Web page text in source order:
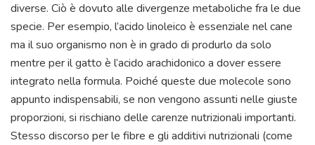
diverse. Ciò è dovuto alle divergenze metaboliche fra le due
specie. Per esempio, l’acido linoleico è essenziale nel cane
ma il suo organismo non è in grado di produrlo da solo
mentre per il gatto è l’acido arachidonico a dover essere
integrato nella formula. Poiché queste due molecole sono
appunto indispensabili, se non vengono assunti nelle giuste
proporzioni, si rischiano delle carenze nutrizionali importanti.
Stesso discorso per le fibre e gli additivi nutrizionali (come